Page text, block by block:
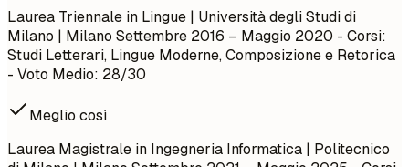
Laurea Triennale in Lingue | Università degli Studi di
Milano | Milano Settembre 2016 – Maggio 2020 - Corsi:
Studi Letterari, Lingue Moderne, Composizione e Retorica
- Voto Medio: 28/30
Meglio così
Laurea Magistrale in Ingegneria Informatica | Politecnico